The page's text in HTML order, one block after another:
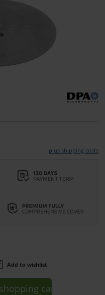
plus shipping costs
Add to wishlist
shopping cart